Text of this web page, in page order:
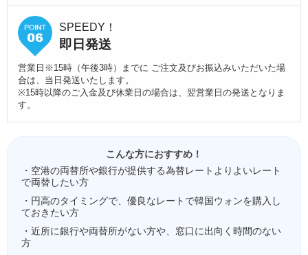
SPEEDY！
即日発送
営業日※15時（午後3時）までに ご注文及びお振込みいただいた場
合は、当日発送いたします。
※15時以降のご入金及び休業日の場合は、翌営業日の発送となりま
す。
こんな方におすすめ！
・空港の両替所や銀行が提供する為替レートよりよいレート
で両替したい方
・円高のタイミングで、優良なレートで韓国ウォンを購入し
ておきたい方
・近所に銀行や両替所がない方や、窓口に出向く時間のない
方